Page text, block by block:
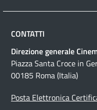
CONTATTI
Direzione generale
Piazza Santa Croce in
00185 Roma (Italia)
Posta Elettronica